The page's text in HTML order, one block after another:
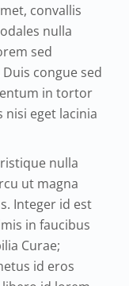
convallis
nulla
sed
congue sed
in tortor
eget lacinia
nulla
ut magna
Integer id est
in faucibus
Curae;
id eros